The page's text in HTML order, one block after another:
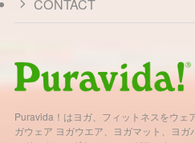
Puravida！はヨガ、フィットネスをウェ
ガウェア ヨガウエア、ヨガマット、ヨ